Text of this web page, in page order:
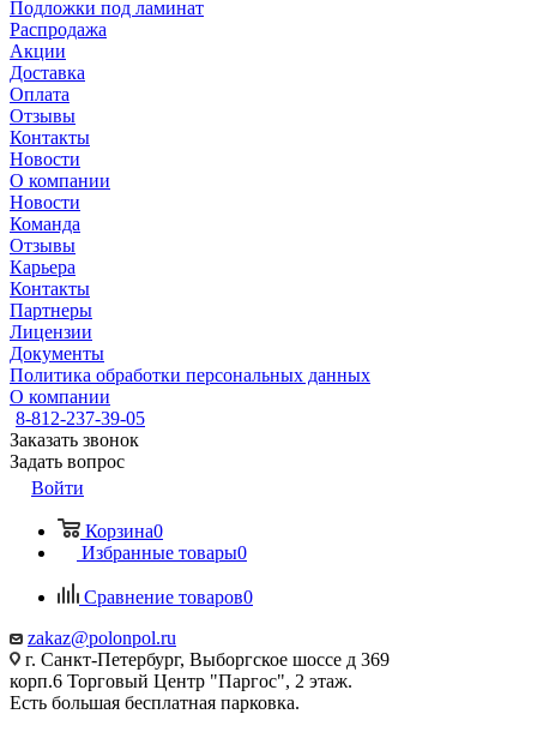
Подложки под ламинат
Распродажа
Акции
Доставка
Оплата
Отзывы
Контакты
Новости
О компании
Новости
Команда
Отзывы
Карьера
Контакты
Партнеры
Лицензии
Документы
Политика обработки персональных данных
О компании
8-812-237-39-05
Заказать звонок
Задать вопрос
Войти
Корзина0
Избранные товары0
Сравнение товаров0
zakaz@polonpol.ru
г. Санкт-Петербург, Выборгское шоссе д 369
корп.6 Торговый Центр "Паргос", 2 этаж.
Есть большая бесплатная парковка.